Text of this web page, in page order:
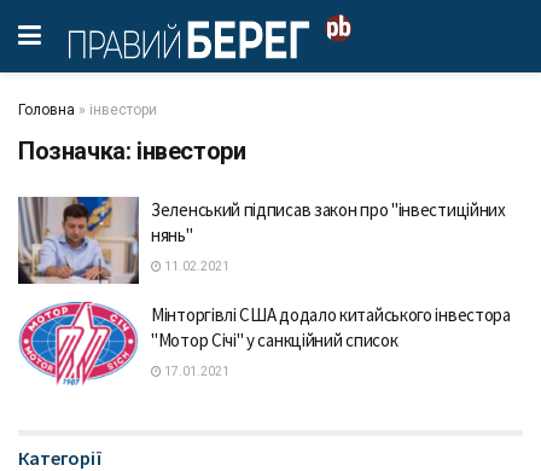
Головна » інвестори
Позначка: інвестори
Зеленський підписав закон про "інвестиційних
нянь"
11.02.2021
Мінторгівлі США додало китайського інвестора
"Мотор Січі" у санкційний список
17.01.2021
Категорії